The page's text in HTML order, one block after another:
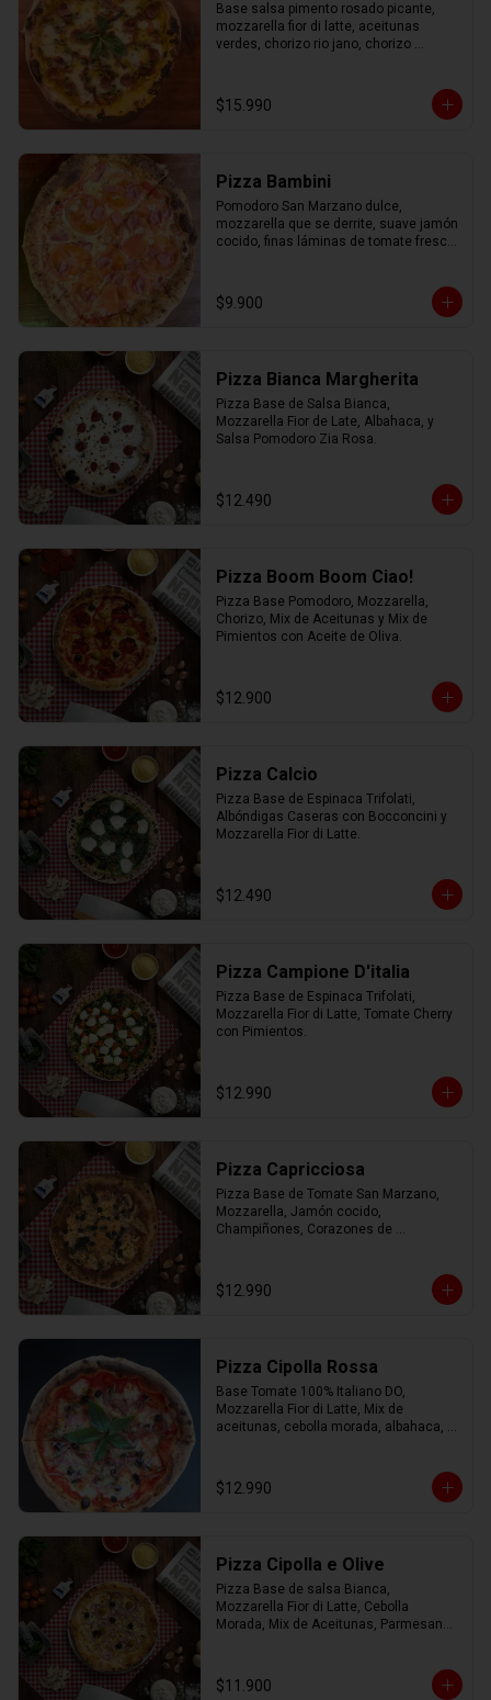
Base salsa pimento rosado picante,
mozzarella fior di latte, aceitunas
verdes, chorizo rio jano, chorizo
$15.990
Pizza Bambini
Pomodoro San Marzano dulce,
mozzarella que se derrite, suave jamón
cocido, finas láminas de tomate fresco
$9.900
Pizza Bianca Margherita
Pizza Base de Salsa Bianca,
Mozzarella Fior de Late, Albahaca, y
Salsa Pomodoro Zia Rosa.
$12.490
Pizza Boom Boom Ciao!
Pizza Base Pomodoro, Mozzarella,
Chorizo, Mix de Aceitunas y Mix de
Pimientos con Aceite de Oliva.
$12.900
Pizza Calcio
Pizza Base de Espinaca Trifolati,
Albóndigas Caseras con Bocconcini y
Mozzarella Fior di Latte.
$12.490
Pizza Campione D'italia
Pizza Base de Espinaca Trifolati,
Mozzarella Fior di Latte, Tomate Cherry
con Pimientos.
$12.990
Pizza Capricciosa
Pizza Base de Tomate San Marzano,
Mozzarella, Jamón cocido,
Champiñones, Corazones de
$12.990
Pizza Cipolla Rossa
Base Tomate 100% Italiano DO,
Mozzarella Fior di Latte, Mix de
aceitunas, cebolla morada, albahaca,
$12.990
Pizza Cipolla e Olive
Pizza Base de salsa Bianca,
Mozzarella Fior di Latte, Cebolla
Morada, Mix de Aceitunas, Parmesano
$11.900